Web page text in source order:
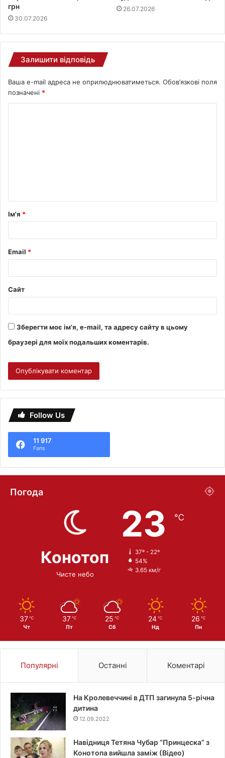
грн
30.07.2026
26.07.2026
Залишити відповідь
Ваша e-mail адреса не оприлюднюватиметься. Обов’язкові поля
позначені *
Ім'я *
Email *
Сайт
Зберегти моє ім'я, e-mail, та адресу сайту в цьому
браузері для моїх подальших коментарів.
Follow Us
11 917
Fans
Погода
Конотоп
Чисте небо
23 ℃
37º - 22º
54%
3.65 км/г
37 ℃
Чт
37 ℃
Пт
25 ℃
Сб
24 ℃
Нд
26 ℃
Пн
Популярні Останні Коментарі
На Кролевеччині в ДТП загинула 5-річна
дитина
12.09.2022
Навідниця Тетяна Чубар “Принцеска” з
Конотопа вийшла заміж (Відео)